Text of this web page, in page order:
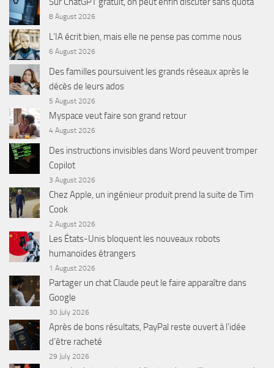
8 August 2026
L’IA écrit bien, mais elle ne pense pas comme nous
6 August 2026
Des familles poursuivent les grands réseaux après le
décès de leurs ados
5 August 2026
Myspace veut faire son grand retour
4 August 2026
Des instructions invisibles dans Word peuvent tromper
Copilot
3 August 2026
Chez Apple, un ingénieur produit prend la suite de Tim
Cook
2 August 2026
Les États-Unis bloquent les nouveaux robots
humanoïdes étrangers
1 August 2026
Partager un chat Claude peut le faire apparaître dans
Google
30 July 2026
Après de bons résultats, PayPal reste ouvert à l’idée
d’être racheté
29 July 2026